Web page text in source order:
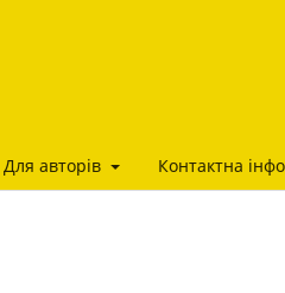
Для авторів Контактна